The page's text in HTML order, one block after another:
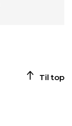
Til top